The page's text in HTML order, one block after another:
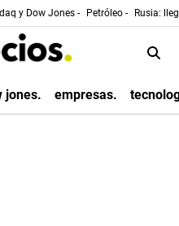
y Dow Jones - Petróleo - Rusia:
jones. empresas.